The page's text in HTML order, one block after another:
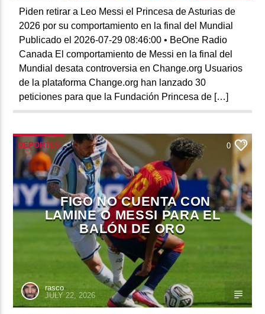
Beone Radio
Piden retirar a Leo Messi el Princesa de Asturias de
2026 por su comportamiento en la final del Mundial
Publicado el 2026-07-29 08:46:00 • BeOne Radio
Canada El comportamiento de Messi en la final del
Mundial desata controversia en Change.org Usuarios
de la plataforma Change.org han lanzado 30
peticiones para que la Fundación Princesa de […]
DEPORTES 0
FIGO NO CUENTA CON
LAMINE O MESSI PARA EL
BALÓN DE ORO
rasco
JULY 22, 2026